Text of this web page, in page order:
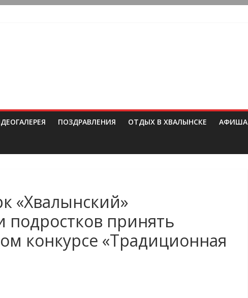
ПОЗДРАВЛЕНИЯ ОТДЫХ В ХВАЛЫНСКЕ АФИША
«Хвалынский»
подростков принять
конкурсе «Традиционная